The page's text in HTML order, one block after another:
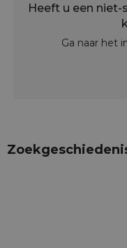
Heeft u een
Ga naar het